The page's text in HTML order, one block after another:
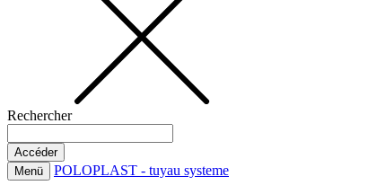
Rechercher
Menü POLOPLAST - tuyau systeme